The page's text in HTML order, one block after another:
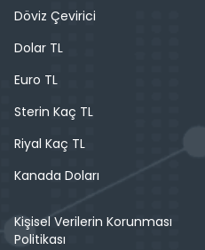
Döviz Çevirici
Dolar TL
Euro TL
Sterin Kaç TL
Riyal Kaç TL
Kanada Doları
Kişisel Verilerin Korunması
Politikası